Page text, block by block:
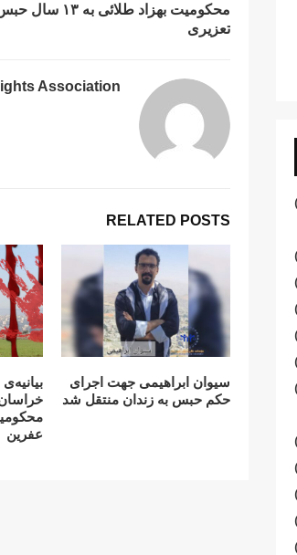
محکومیت بهزاد طلائی به ۱۳ سال
تعزیری
Association
RELATED POSTS
سیوان ابراهیمی جهت اجرای
حکم حبس به زندان منتقل شد
خراسان
عفرين